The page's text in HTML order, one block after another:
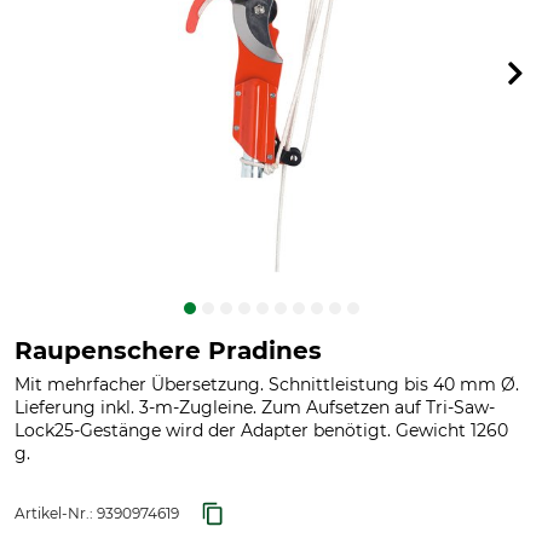
Raupenschere Pradines
Mit mehrfacher Übersetzung. Schnittleistung bis 40 mm Ø.
Lieferung inkl. 3-m-Zugleine. Zum Aufsetzen auf Tri-Saw-
Lock25-Gestänge wird der Adapter benötigt. Gewicht 1260
g.
Artikel-Nr.: 9390974619